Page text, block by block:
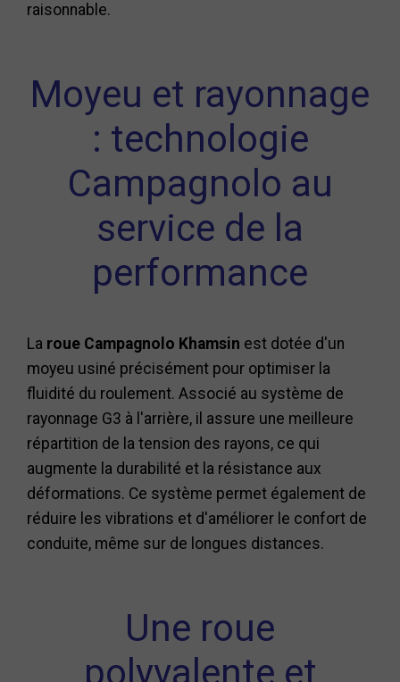
raisonnable.
Moyeu et rayonnage
: technologie
Campagnolo au
service de la
performance
La roue Campagnolo Khamsin est dotée d'un
moyeu usiné précisément pour optimiser la
fluidité du roulement. Associé au système de
rayonnage G3 à l'arrière, il assure une meilleure
répartition de la tension des rayons, ce qui
augmente la durabilité et la résistance aux
déformations. Ce système permet également de
réduire les vibrations et d'améliorer le confort de
conduite, même sur de longues distances.
Une roue
polyvalente et